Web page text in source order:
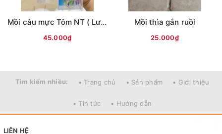
- Lazada:https://www.lazada.vn/shop/do-cau-cuong-
kl"
- Zalo OA:https://zalo.me/4190676579548541614
Chuyên sỉ lẻ toàn quốc - Giao hàng toàn quốc - Nhận
ship COD ( nhận hàng thanh toán )
Mồi câu mực Tôm NT ( Lưng vằn )
45.000₫
Mồi thìa gắn ruồi
25.000₫
Tìm kiếm nhiều: • Trang chủ • Sản phẩm • Giới thiệu
• Tin tức • Hướng dẫn
LIÊN HỆ